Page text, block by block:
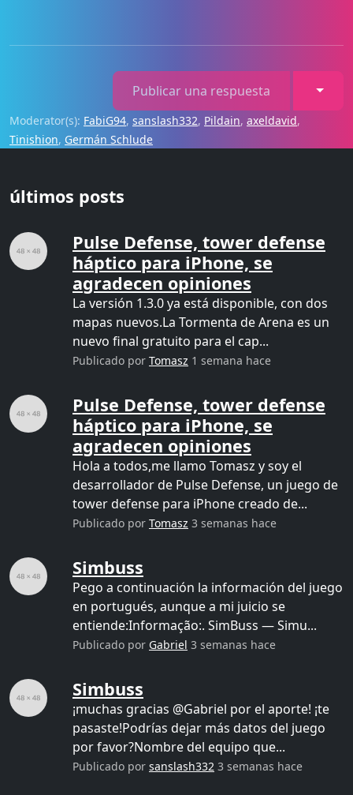
Publicar una respuesta
Moderator(s): FabiG94, sanslash332, Pildain, axeldavid,
Tinishion, Germán Schlude
últimos posts
Pulse Defense, tower defense
háptico para iPhone, se
agradecen opiniones
La versión 1.3.0 ya está disponible, con dos
mapas nuevos.La Tormenta de Arena es un
nuevo final gratuito para el cap...
Publicado por Tomasz 1 semana hace
Pulse Defense, tower defense
háptico para iPhone, se
agradecen opiniones
Hola a todos,me llamo Tomasz y soy el
desarrollador de Pulse Defense, un juego de
tower defense para iPhone creado de...
Publicado por Tomasz 3 semanas hace
Simbuss
Pego a continuación la información del juego
en portugués, aunque a mi juicio se
entiende:Informação:. SimBuss — Simu...
Publicado por Gabriel 3 semanas hace
Simbuss
¡muchas gracias @Gabriel por el aporte! ¡te
pasaste!Podrías dejar más datos del juego
por favor?Nombre del equipo que...
Publicado por sanslash332 3 semanas hace